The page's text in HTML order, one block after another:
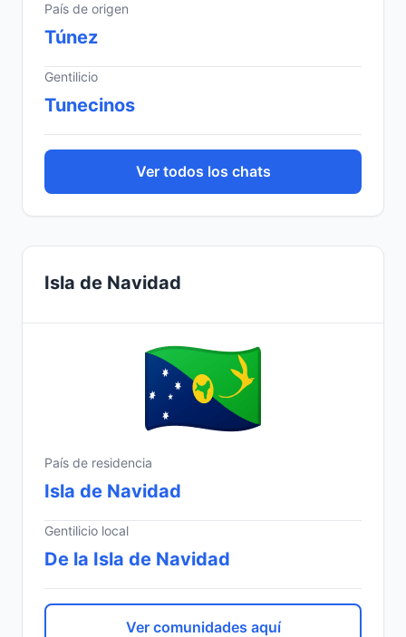
País de origen
Túnez
Gentilicio
Tunecinos
Ver todos los chats
Isla de Navidad
País de residencia
Isla de Navidad
Gentilicio local
De la Isla de Navidad
Ver comunidades aquí